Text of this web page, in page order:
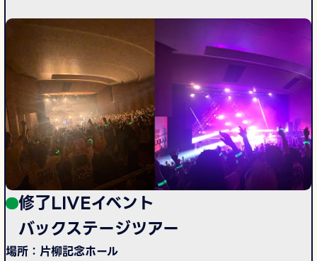
修了LIVEイベント
バックステージツアー
場所：片柳記念ホール